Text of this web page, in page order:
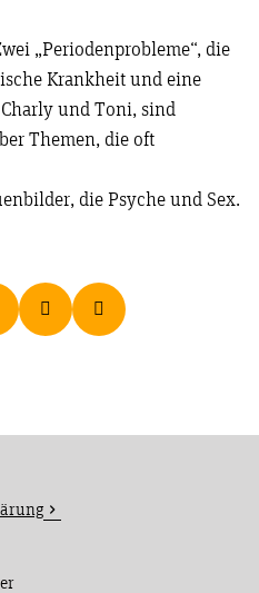
„Periodenprobleme“, die
Krankheit und eine
und Toni, sind
Themen, die oft
die Psyche und Sex.